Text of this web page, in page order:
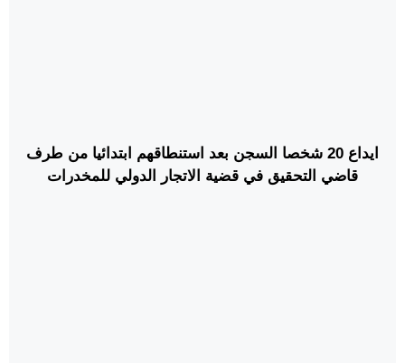
ايداع 20 شخصا السجن بعد استنطاقهم ابتدائيا من طرف
قاضي التحقيق في قضية الاتجار الدولي للمخدرات